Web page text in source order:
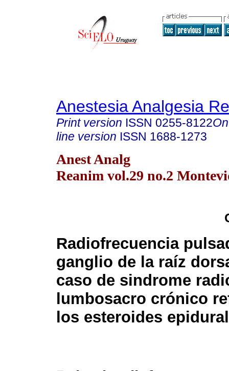
Anestesia Analgesia
Print version ISSN 0255-8122
line version ISSN 1688-1273
Anest Analg
Reanim vol.29 no.2
Radiofrecuencia
ganglio de la raíz
caso de sindrome
lumbosacro crónico
los esteroides